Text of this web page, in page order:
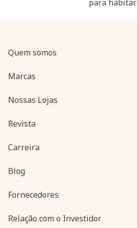
para habitar.
Navegação do rodapé
Quem somos
Marcas
Nossas Lojas
Revista
Carreira
Blog
Fornecedores
Relação com o Investidor